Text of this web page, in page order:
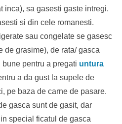
inca), sa gasesti gaste intregi.
si din cele romanesti.
sau congelate se gasesc
de grasime), de rata/ gasca
pentru a pregati untura
a da gust la supele de
pe baza de carne de pasare.
gasca sunt de gasit, dar
special ficatul de gasca